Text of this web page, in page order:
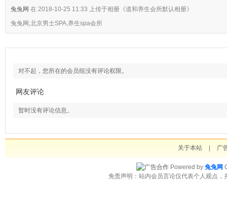
兔兔网 在 2018-10-25 11:33 上传于相册《道和养生会所默认相册》
兔兔网,北京男士SPA,养生spa会所
对不起，您所在的会员组没有评论权限。
网友评论
暂时没有评论信息。
关于本站 广
Powered by 兔兔网
免责声明：站内会员言论仅代表个人观点